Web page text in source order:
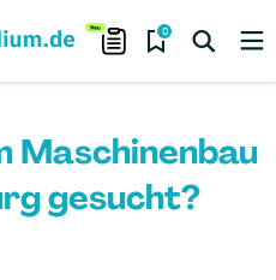
0
Maschinenbau
gesucht?